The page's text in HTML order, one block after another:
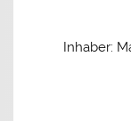
Inhaber: